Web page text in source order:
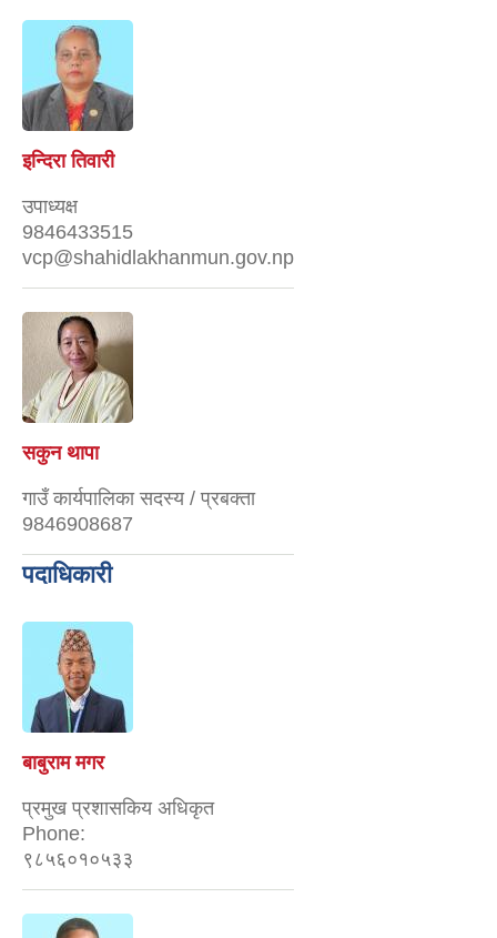
इन्दिरा तिवारी
उपाध्यक्ष
9846433515
vcp@shahidlakhanmun.gov.np
सकुन थापा
गाउँ कार्यपालिका सदस्य / प्रबक्ता
9846908687
पदाधिकारी
बाबुराम मगर
प्रमुख प्रशासकिय अधिकृत
Phone:
९८५६०१०५३३